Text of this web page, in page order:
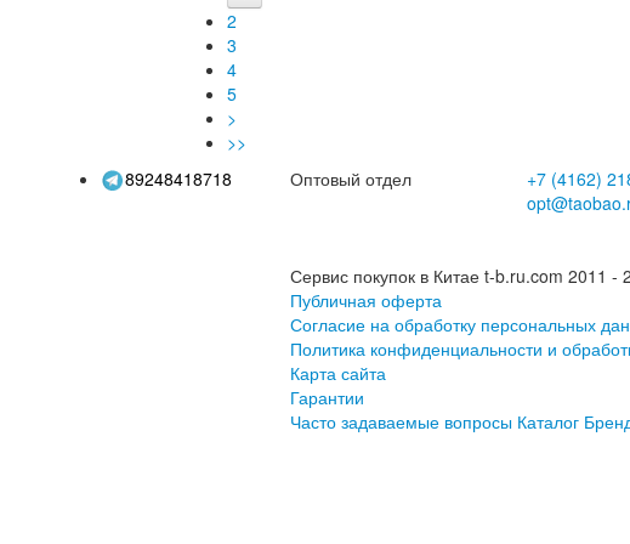
2
3
4
5
>
>>
89248418718 Оптовый отдел +7 (4162)
Сервис покупок в Китае t-b.ru.com 2011 -
Публичная оферта
Согласие на обработку персональных
Политика конфиденциальности и
Карта сайта
Гарантии
Часто задаваемые вопросы Каталог